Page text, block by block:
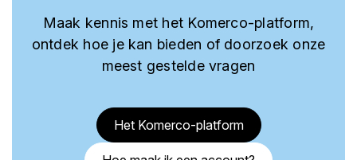
Maak kennis met het Komerco-platform,
ontdek hoe je kan bieden of doorzoek onze
meest gestelde vragen
Het Komerco-platform